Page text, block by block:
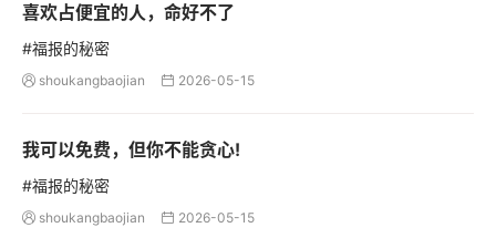
喜欢占便宜的人，命好不了
#福报的秘密
 shoukangbaojian  2026-05-15
我可以免费，但你不能贪心!
#福报的秘密
 shoukangbaojian  2026-05-15